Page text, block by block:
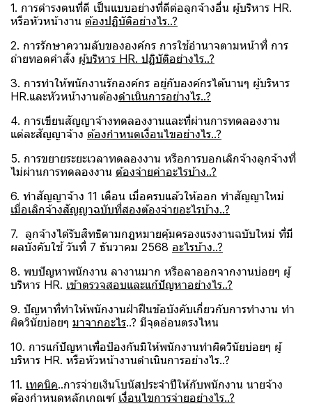
1. การดำรงตนที่ดี เป็นแบบอย่างที่ดีต่อลูกจ้างอื่น ผู้บริหาร HR.
หรือหัวหน้างาน ต้องปฏิบัติอย่างไร..?
2. การรักษาความลับขององค์กร การใช้อำนาจตามหน้าที่ การ
ถ่ายทอดคำสั่ง ผู้บริหาร HR. ปฏิบัติอย่างไร..?
3. การทำให้พนักงานรักองค์กร อยู่กับองค์กรได้นานๆ ผู้บริหาร
HR.และหัวหน้างานต้องดำเนินการอย่างไร..?
4. การเขียนสัญญาจ้างทดลองงานและที่ผ่านการทดลองงาน
แต่ละสัญญาจ้าง ต้องกำหนดเงื่อนไขอย่างไร..?
5. การขยายระยะเวลาทดลองงาน หรือการบอกเลิกจ้างลูกจ้างที่
ไม่ผ่านการทดลองงาน ต้องจ่ายค่าอะไรบ้าง..?
6. ทำสัญญาจ้าง 11 เดือน เมื่อครบแล้วให้ออก ทำสัญญาใหม่
เมื่อเลิกจ้างสัญญาฉบับที่สองต้องจ่ายอะไรบ้าง..?
7. ลูกจ้างได้รับสิทธิตามกฎหมายคุ้มครองแรงงานฉบับใหม่ ที่มี
ผลบังคับใช้ วันที่ 7 ธันวาคม 2568 อะไรบ้าง..?
8. พบปัญหาพนักงาน ลางานมาก หรือลาออกจากงานบ่อยๆ ผู้
บริหาร HR. เข้าตรวจสอบและแก้ปัญหาอย่างไร..?
9. ปัญหาที่ทำให้พนักงานฝ่าฝืนข้อบังคับเกี่ยวกับการทำงาน ทำ
ผิดวินัยบ่อยๆ มาจากอะไร..? มีจุดอ่อนตรงไหน
10. การแก้ปัญหาเพื่อป้องกันมิให้พนักงานทำผิดวินัยบ่อยๆ ผู้
บริหาร HR. หรือหัวหน้างานดำเนินการอย่างไร..?
11. เทคนิค..การจ่ายเงินโบนัสประจำปีให้กับพนักงาน นายจ้าง
ต้องกำหนดหลักเกณฑ์ เงื่อนไขการจ่ายอย่างไร..?